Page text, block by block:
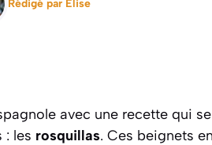
Rédigé par Elise
avec une recette qui
: les rosquillas. Ces beignets